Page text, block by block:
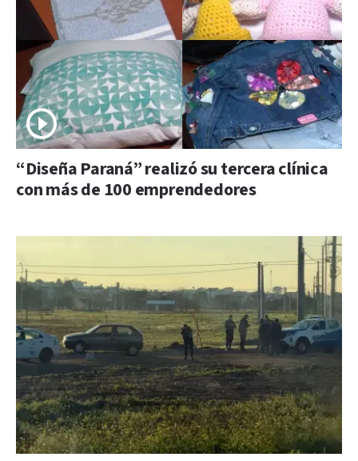
“Diseña Paraná” realizó su tercera clínica
con más de 100 emprendedores